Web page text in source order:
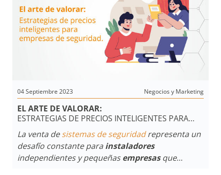
04 Septiembre 2023 Negocios y Marketing
EL ARTE DE VALORAR:
ESTRATEGIAS DE PRECIOS INTELIGENTES PARA
EMPRESAS DE SEGURIDAD
La venta desistemas de seguridadrepresenta un
desafío constante para instaladores
independientes y pequeñasempresasque